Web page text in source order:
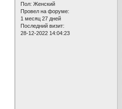
Пол: Женский
Провел на форуме:
1 месяц 27 дней
Последний визит:
28-12-2022 14:04:23